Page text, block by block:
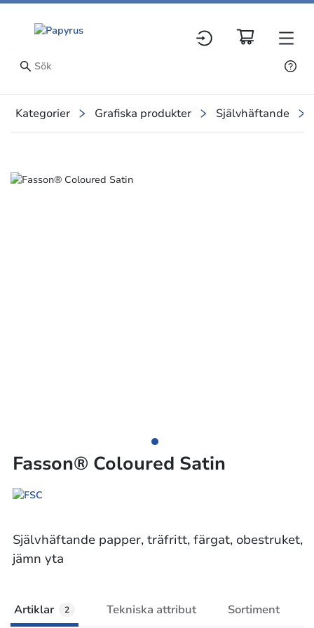
Kategorier Grafiska produkter Självhäftande
Slide 1 of 1
Fasson® Coloured Satin
Självhäftande papper, träfritt, färgat, obestruket,
jämn yta
Artiklar 2 Tekniska attribut Sortiment